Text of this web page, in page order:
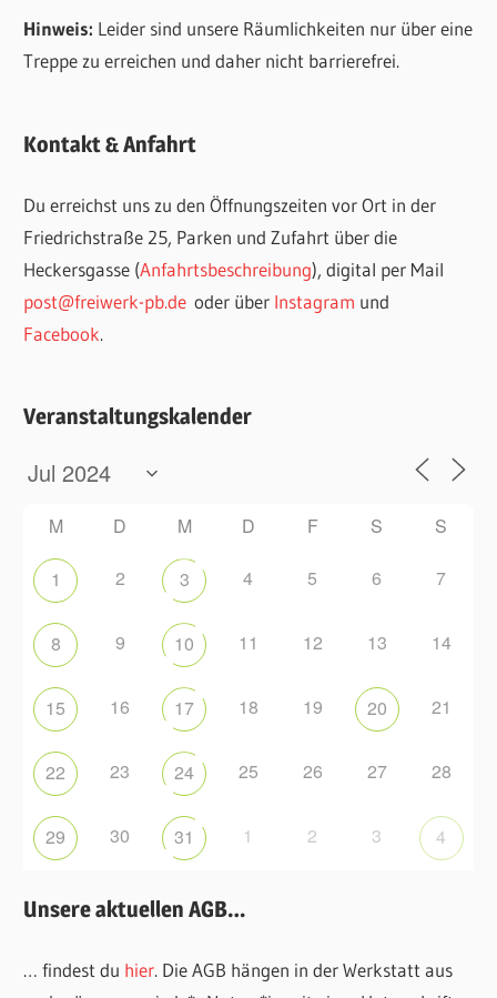
Hinweis: Leider sind unsere Räumlichkeiten nur über eine
Treppe zu erreichen und daher nicht barrierefrei.
Kontakt & Anfahrt
Du erreichst uns zu den Öffnungszeiten vor Ort in der
Friedrichstraße 25, Parken und Zufahrt über die
Heckersgasse (Anfahrtsbeschreibung), digital per Mail
post@freiwerk-pb.de oder über Instagram und
Facebook.
Veranstaltungskalender
M D M D F S S
1 2 3 4 5 6 7
8 9 10 11 12 13 14
15 16 17 18 19 20 21
22 23 24 25 26 27 28
29 30 31 1 2 3 4
Unsere aktuellen AGB…
… findest du hier. Die AGB hängen in der Werkstatt aus